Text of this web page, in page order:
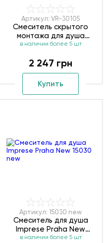
Артикул: VR-30105
Смеситель скрытого
монтажа для душа
Imprese Kucera VR-30105
в наличии более 5 шт
2 247 грн
Купить
Артикул: 15030 new
Смеситель для душа
Imprese Praha New
15030 new
в наличии более 5 шт